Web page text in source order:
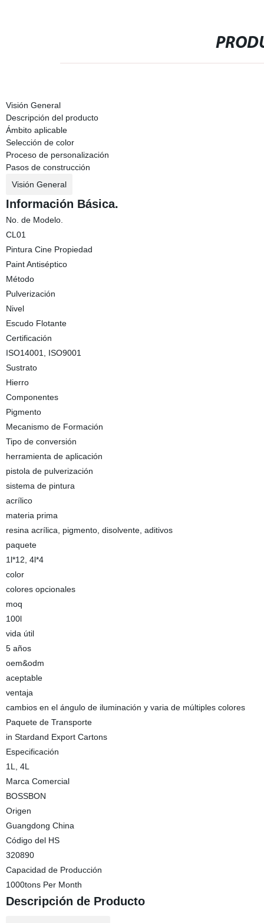
Visión General
Descripción del producto
Ámbito aplicable
Selección de color
Proceso de personalización
Pasos de construcción
Visión General
Información Básica.
No. de Modelo.
CL01
Pintura Cine Propiedad
Paint Antiséptico
Método
Pulverización
Nivel
Escudo Flotante
Certificación
ISO14001, ISO9001
Sustrato
Hierro
Componentes
Pigmento
Mecanismo de Formación
Tipo de conversión
herramienta de aplicación
pistola de pulverización
sistema de pintura
acrílico
materia prima
resina acrílica, pigmento, disolvente, aditivos
paquete
1l*12, 4l*4
color
colores opcionales
moq
100l
vida útil
5 años
oem&odm
aceptable
ventaja
cambios en el ángulo de iluminación y varia de múltiples colores
Paquete de Transporte
in Stardand Export Cartons
Especificación
1L, 4L
Marca Comercial
BOSSBON
Origen
Guangdong China
Código del HS
320890
Capacidad de Producción
1000tons Per Month
Descripción de Producto